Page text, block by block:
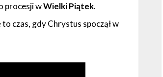
procesji wWielki Piątek.
czas, gdy Chrystus spoczął w